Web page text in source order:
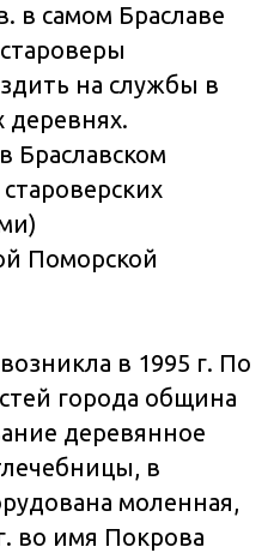
в самом Браславе
на службы в
деревнях.
Браславском
Поморской
в 1995 г. По
города община
деревянное
в
моленная,
во имя Покрова